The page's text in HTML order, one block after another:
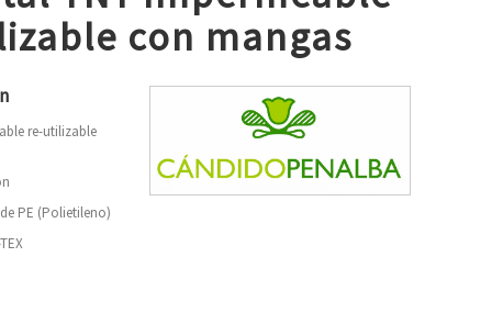
con mangas
re-utilizable
PE (Polietileno)